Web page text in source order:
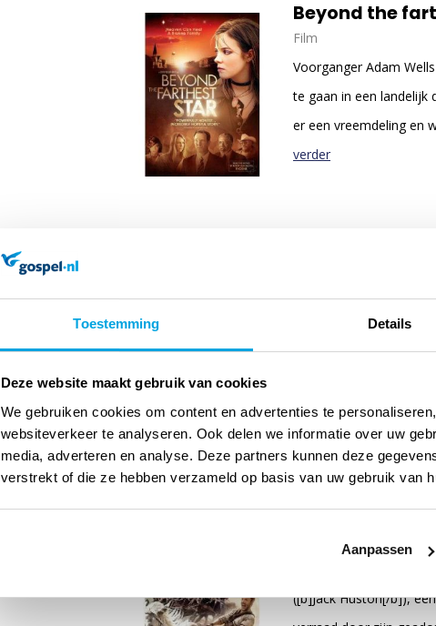
Toestemming Details
Deze website maakt gebruik van cookies
We gebruiken cookies om content en advertenties te
websiteverkeer te analyseren. Ook delen we informatie over uw
media, adverteren en analyse. Deze partners kunnen deze
verstrekt of die ze hebben verzameld op basis van uw gebruik van
Aanpassen
Beyond the
Film
Voorganger Adam
te gaan in een landelijk
er een vreemdeling en
verder
De 9 jarige Brian
ontmoeting met God,
geconfronteerd met
Ben Hur (DVD)
[i]Ben-Hur [/i]vertelt
([b]Jack Huston[/b]),